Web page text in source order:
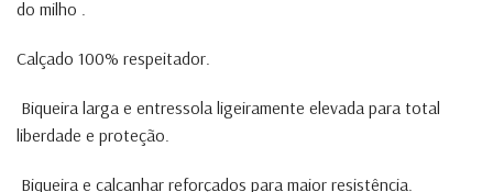
do milho .
Calçado 100% respeitador.
Biqueira larga e entressola ligeiramente elevada para total
liberdade e proteção.
Biqueira e calcanhar reforçados para maior resistência.